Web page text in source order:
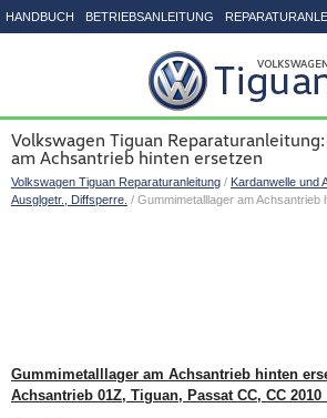
HANDBUCH BETRIEBSANLEITUNG
Volkswagen Tiguan
am Achsantrieb hinten ersetzen
Volkswagen Tiguan Reparaturanleitung / Kardanwelle und
Ausglgetr., Diffsperre. / Gummimetalllager am Achsantrieb
Gummimetalllager am Achsantrieb hinten
Achsantrieb 01Z, Tiguan, Passat CC, CC